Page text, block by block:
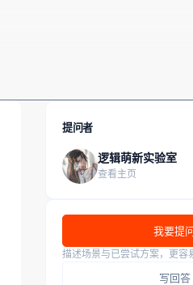
提问者
逻辑萌新实验室
查看主页
我要提
描述场景与已尝试方案，更容
写回答